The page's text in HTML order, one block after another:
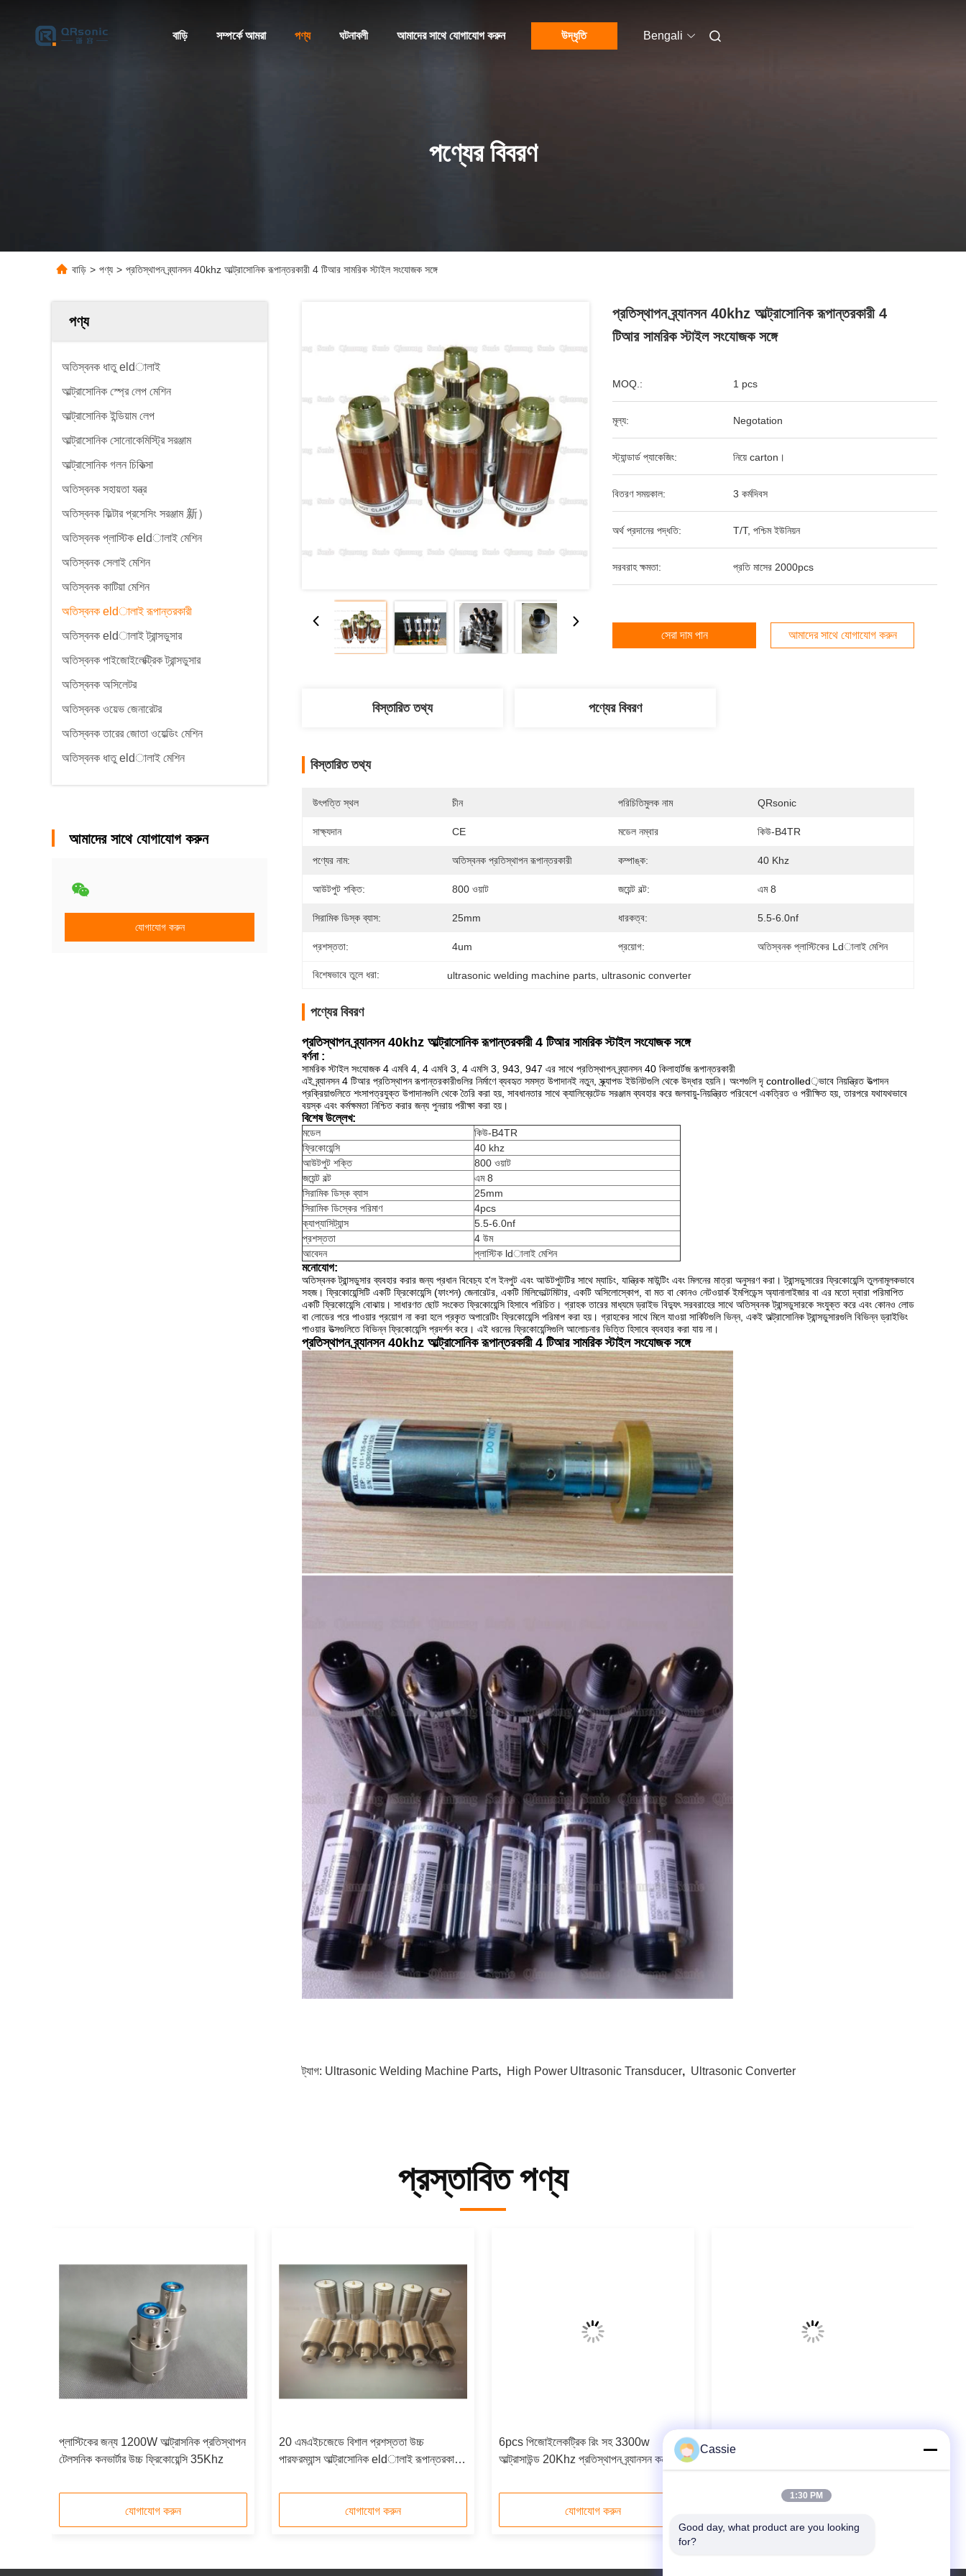
বাড়ি সম্পর্কে আমরা পণ্য ঘটনাবলী আমাদের সাথে যোগাযোগ করুন উদ্ধৃতি Bengali
পণ্যের বিবরণ
বাড়ি > পণ্য > প্রতিস্থাপন ব্র্যানসন 40khz আল্ট্রাসোনিক রূপান্তরকারী 4 টিআর সামরিক স্টাইল সংযোজক সঙ্গে
পণ্য
অতিস্বনক ধাতু eldালাই
আল্ট্রাসোনিক স্প্রে লেপ মেশিন
আল্ট্রাসোনিক ইন্ডিয়াম লেপ
আল্ট্রাসোনিক সোনোকেমিস্ট্রি সরঞ্জাম
আল্ট্রাসোনিক গলন চিকিত্সা
অতিস্বনক সহায়তা যন্ত্র
অতিস্বনক ফিল্টার প্রসেসিং সরঞ্জাম 新）
অতিস্বনক প্লাস্টিক eldালাই মেশিন
অতিস্বনক সেলাই মেশিন
অতিস্বনক কাটিয়া মেশিন
অতিস্বনক eldালাই রূপান্তরকারী
অতিস্বনক eldালাই ট্রান্সডুসার
অতিস্বনক পাইজোইলেক্ট্রিক ট্রান্সডুসার
অতিস্বনক অসিলেটর
অতিস্বনক ওয়েভ জেনারেটর
অতিস্বনক তারের জোতা ওয়েল্ডিং মেশিন
অতিস্বনক ধাতু eldালাই মেশিন
আমাদের সাথে যোগাযোগ করুন
যোগাযোগ করুন
প্রতিস্থাপন ব্র্যানসন 40khz আল্ট্রাসোনিক রূপান্তরকারী 4
টিআর সামরিক স্টাইল সংযোজক সঙ্গে
MOQ.: 1 pcs
মূল্য: Negotation
স্ট্যান্ডার্ড প্যাকেজিং: নিয়ে carton।
বিতরণ সময়কাল: 3 কর্মদিবস
অর্থ প্রদানের পদ্ধতি: T/T, পশ্চিম ইউনিয়ন
সরবরাহ ক্ষমতা: প্রতি মাসের 2000pcs
সেরা দাম পান আমাদের সাথে যোগাযোগ করুন
বিস্তারিত তথ্য পণ্যের বিবরণ
বিস্তারিত তথ্য
উৎপত্তি স্থল চীন পরিচিতিমুলক নাম QRsonic
সাক্ষ্যদান CE মডেল নম্বার কিউ-B4TR
পণ্যের নাম: অতিস্বনক প্রতিস্থাপন রূপান্তরকারী কম্পাঙ্ক: 40 Khz
আউটপুট শক্তি: 800 ওয়াট জয়েন্ট বল্ট: এম 8
সিরামিক ডিস্ক ব্যাস: 25mm ধারকত্ব: 5.5-6.0nf
প্রশস্ততা: 4um প্রয়োগ: অতিস্বনক প্লাস্টিকের Ldালাই মেশিন
বিশেষভাবে তুলে ধরা: ultrasonic welding machine parts ultrasonic converter
পণ্যের বিবরণ
প্রতিস্থাপন ব্র্যানসন 40khz আল্ট্রাসোনিক রূপান্তরকারী 4 টিআর সামরিক স্টাইল সংযোজক সঙ্গে
বর্ণনা :
সামরিক স্টাইল সংযোজক 4 এমবি 4, 4 এমবি 3, 4 এমসি 3, 943, 947 এর সাথে প্রতিস্থাপন ব্র্যানসন 40 কিলাহার্টজ রূপান্তরকারী
এই ব্র্যানসন 4 টিআর প্রতিস্থাপন রূপান্তরকারীগুলির নির্মাণে ব্যবহৃত সমস্ত উপাদানই নতুন, স্ক্র্যাপড ইউনিটগুলি থেকে উদ্ধার হয়নি। অংশগুলি দৃ controlled়ভাবে নিয়ন্ত্রিত উত্পাদন
প্রক্রিয়াগুলিতে শংসাপত্রযুক্ত উপাদানগুলি থেকে তৈরি করা হয়, সাবধানতার সাথে ক্যালিব্রেটেড সরঞ্জাম ব্যবহার করে জলবায়ু-নিয়ন্ত্রিত পরিবেশে একত্রিত ও পরীক্ষিত হয়, তারপরে যথাযথভাবে
বয়স্ক এবং কর্মক্ষমতা নিশ্চিত করার জন্য পুনরায় পরীক্ষা করা হয়।
বিশেষ উল্লেখ:
মডেল
কিউ-B4TR
ফ্রিকোয়েন্সি
40 khz
আউটপুট শক্তি
800 ওয়াট
জয়েন্ট বল্ট
এম 8
সিরামিক ডিস্ক ব্যাস
25mm
সিরামিক ডিস্কের পরিমাণ
4pcs
ক্যাপ্যাসিট্যান্স
5.5-6.0nf
প্রশস্ততা
4 উম
আবেদন
প্লাস্টিক ldালাই মেশিন
মনোযোগ:
অতিস্বনক ট্রান্সডুসার ব্যবহার করার জন্য প্রধান বিবেচ্য হ'ল ইনপুট এবং আউটপুটটির সাথে ম্যাচিং, যান্ত্রিক মাউন্টিং এবং মিলনের মাত্রা অনুসরণ করা। ট্রান্সডুসারের ফ্রিকোয়েন্সি তুলনামূলকভাবে
সহজ। ফ্রিকোয়েন্সিটি একটি ফ্রিকোয়েন্সি (ফাংশন) জেনারেটর, একটি মিলিভোল্টমিটার, একটি অসিলোস্কোপ, বা মত বা কোনও নেটওয়ার্ক ইমপিডেন্স অ্যানালাইজার বা এর মতো দ্বারা পরিমাপিত
একটি ফ্রিকোয়েন্সি বোঝায়। সাধারণত ছোট সংকেত ফ্রিকোয়েন্সি হিসাবে পরিচিত। গ্রাহক তারের মাধ্যমে ড্রাইভ বিদ্যুৎ সরবরাহের সাথে অতিস্বনক ট্রান্সডুসারকে সংযুক্ত করে এবং কোনও লোড
বা লোডের পরে পাওয়ার প্রয়োগ না করা হলে প্রকৃত অপারেটিং ফ্রিকোয়েন্সি পরিমাপ করা হয়। গ্রাহকের সাথে মিলে যাওয়া সার্কিটগুলি ভিন্ন, একই অল্ট্রাসোনিক ট্রান্সডুসারগুলি বিভিন্ন ড্রাইভিং
পাওয়ার উত্সগুলিতে বিভিন্ন ফ্রিকোয়েন্সি প্রদর্শন করে। এই ধরনের ফ্রিকোয়েন্সিগুলি আলোচনার ভিত্তি হিসাবে ব্যবহার করা যায় না।
প্রতিস্থাপন ব্র্যানসন 40khz আল্ট্রাসোনিক রূপান্তরকারী 4 টিআর সামরিক স্টাইল সংযোজক সঙ্গে
ট্যাগ: Ultrasonic Welding Machine Parts, High Power Ultrasonic Transducer, Ultrasonic Converter
প্রস্তাবিত পণ্য
প্লাস্টিকের জন্য 1200W আল্ট্রাসনিক প্রতিস্থাপন
টেলসনিক কনভার্টার উচ্চ ফ্রিকোয়েন্সি 35Khz
যোগাযোগ করুন
20 এমএইচজেডে বিশাল প্রশস্ততা উচ্চ
পারফরম্যান্স আল্ট্রাসোনিক eldালাই রূপান্তরকারী
যোগাযোগ করুন
6pcs পিজোইলেকট্রিক রিং সহ 3300w
আল্ট্রাসাউন্ড 20Khz প্রতিস্থাপন ব্র্যানসন কনভার্টার
যোগাযোগ করুন
কম প্রতিবন্ধকতা সহ রিনকো 35Khz অতিস্বনক
Cassie
1:30 PM
Good day, what product are you looking
for?